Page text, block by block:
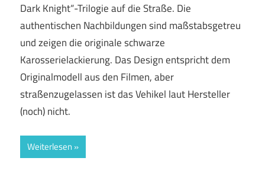
Dark Knight“-Trilogie auf die Straße. Die
authentischen Nachbildungen sind maßstabsgetreu
und zeigen die originale schwarze
Karosserielackierung. Das Design entspricht dem
Originalmodell aus den Filmen, aber
straßenzugelassen ist das Vehikel laut Hersteller
(noch) nicht.
Weiterlesen